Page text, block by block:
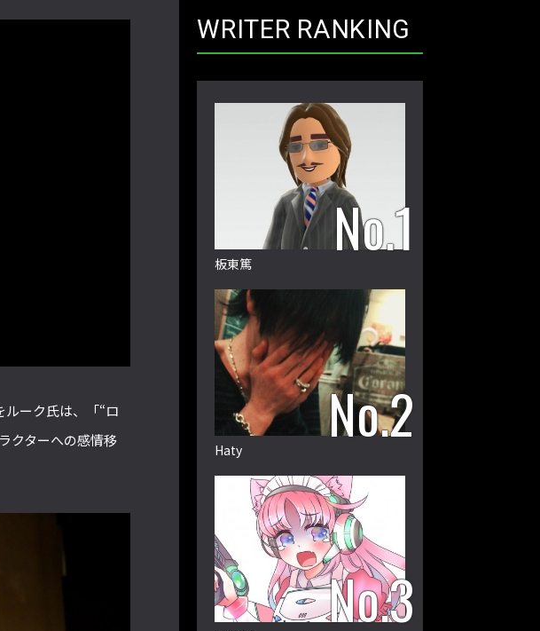
ーク氏は、「“ロ
クターへの感情移
WRITER RANKING
板東篤
Haty